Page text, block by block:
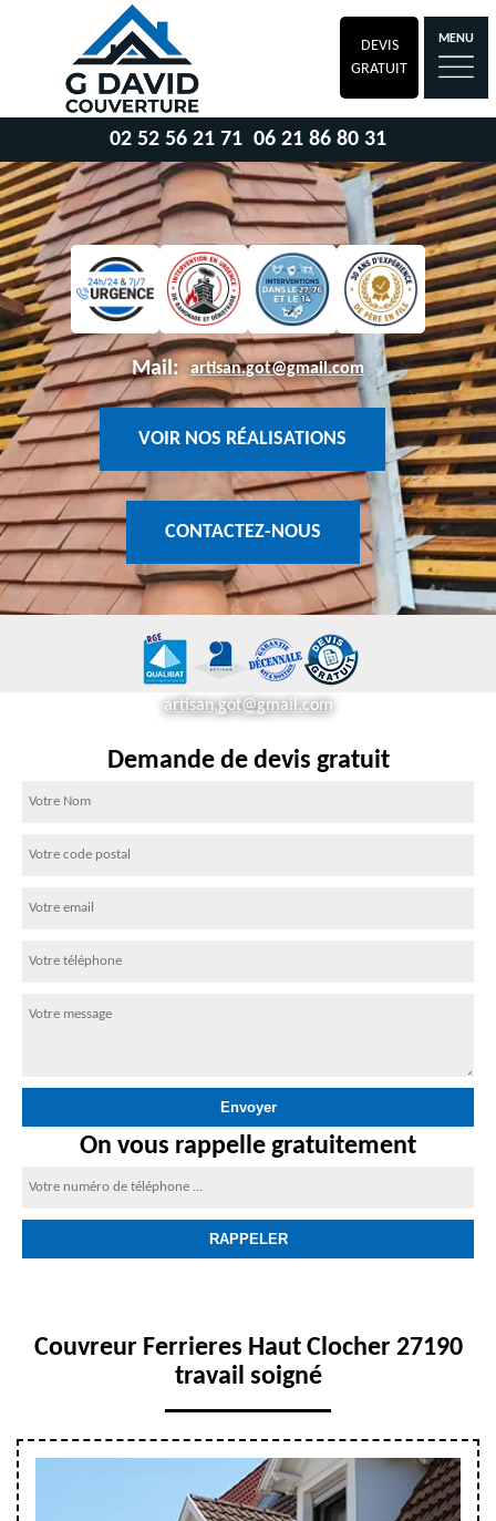
DEVIS
GRATUIT
MENU
02 52 56 21 71 06 21 86 80 31
Mail: artisan.got@gmail.com
VOIR NOS RÉALISATIONS
CONTACTEZ-NOUS
artisan.got@gmail.com
Demande de devis gratuit
On vous rappelle gratuitement
Couvreur Ferrieres Haut Clocher 27190
travail soigné